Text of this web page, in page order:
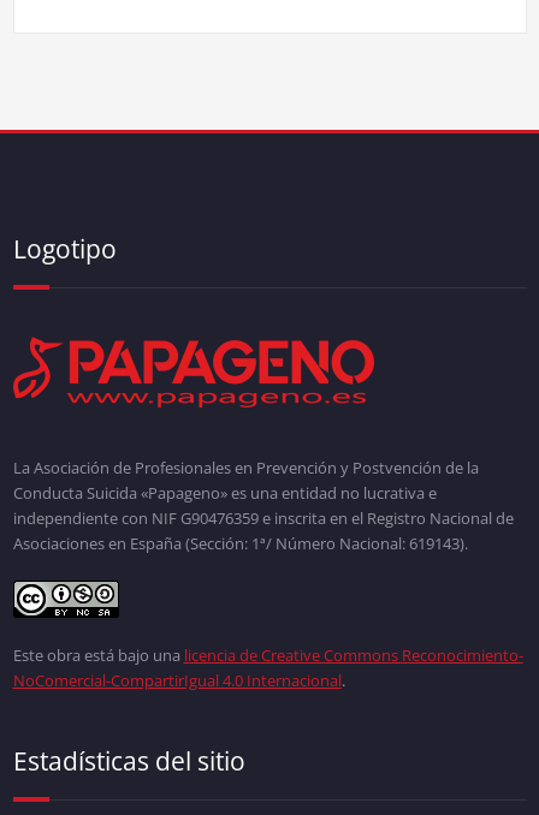
Logotipo
La Asociación de Profesionales en Prevención y Postvención de la
Conducta Suicida «Papageno» es una entidad no lucrativa e
independiente con NIF G90476359 e inscrita en el Registro Nacional de
Asociaciones en España (Sección: 1ª/ Número Nacional: 619143).
Este obra está bajo una licencia de Creative Commons Reconocimiento-
NoComercial-CompartirIgual 4.0 Internacional.
Estadísticas del sitio